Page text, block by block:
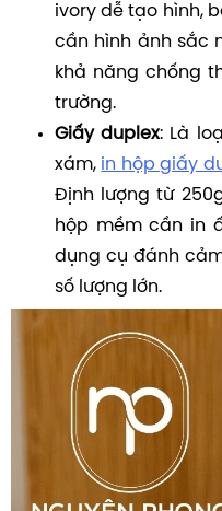
ivory dễ tạo hình,
cần hình ảnh sắc
khả năng chống
trường.
Giấy duplex: Là
xám, in hộp giấy
Định lượng từ
hộp mềm cần in
dụng cụ đánh
số lượng lớn.